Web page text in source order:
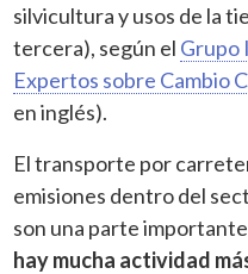
silvicultura y usos de la
tercera), según el Grupo
Expertos sobre Cambio
en inglés).
El transporte por
emisiones dentro del
son una parte
hay mucha actividad